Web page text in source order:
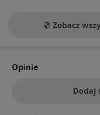
Zobacz
Opinie
Dodaj